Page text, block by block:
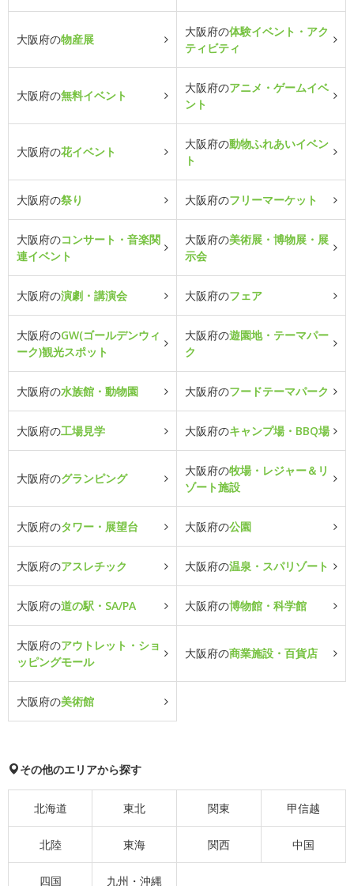
大阪府の物産展
大阪府の体験イベント・アク
ティビティ
大阪府の無料イベント
大阪府のアニメ・ゲームイベ
ント
大阪府の花イベント
大阪府の動物ふれあいイベン
ト
大阪府の祭り 大阪府のフリーマーケット
大阪府のコンサート・音楽関
連イベント
大阪府の美術展・博物展・展
示会
大阪府の演劇・講演会 大阪府のフェア
大阪府のGW(ゴールデンウィ
ーク)観光スポット
大阪府の遊園地・テーマパー
ク
大阪府の水族館・動物園 大阪府のフードテーマパーク
大阪府の工場見学 大阪府のキャンプ場・BBQ場
大阪府のグランピング
大阪府の牧場・レジャー＆リ
ゾート施設
大阪府のタワー・展望台 大阪府の公園
大阪府のアスレチック 大阪府の温泉・スパリゾート
大阪府の道の駅・SA/PA 大阪府の博物館・科学館
大阪府のアウトレット・ショ
ッピングモール
大阪府の商業施設・百貨店
大阪府の美術館
その他のエリアから探す
北海道 東北 関東 甲信越
北陸 東海 関西 中国
四国 九州・沖縄